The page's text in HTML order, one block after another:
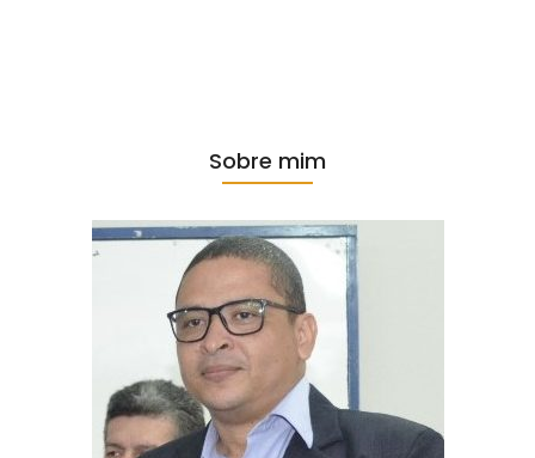
Sobre mim